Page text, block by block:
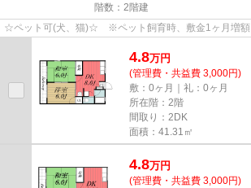
階数：2階建
☆ペット可(犬、猫)☆ ※ペット飼育時、敷金1ヶ月増額
4.8万円
(管理費・共益費 3,000円)
敷：0ヶ月｜礼：0ヶ月
所在階：2階
間取り：2DK
面積：41.31㎡
4.8万円
(管理費・共益費 3,000円)